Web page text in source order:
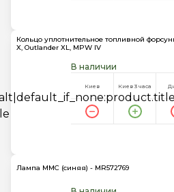
Кольцо уплотнительное топливной
X, Outlander XL, MPW IV
В наличии
Киев Киев 3 часа
Лампа MMC (синяя) - MR572769